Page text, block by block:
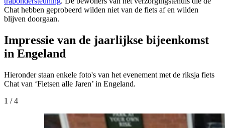
Chat hebben geprobeerd wilden niet van de fiets af en wilden
blijven doorgaan.
Impressie van de jaarlijkse bijeenkomst
in Engeland
Hieronder staan enkele foto's van het evenement met de riksja fiets
Chat van ‘Fietsen alle Jaren’ in Engeland.
1 /4